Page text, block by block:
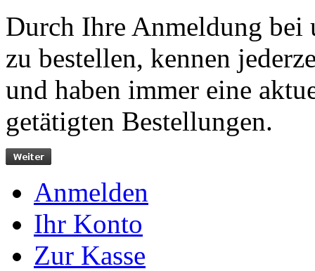
Durch Ihre Anmeldung bei
zu bestellen, kennen
und haben immer eine
getätigten Bestellungen.
Anmelden
Ihr Konto
Zur Kasse